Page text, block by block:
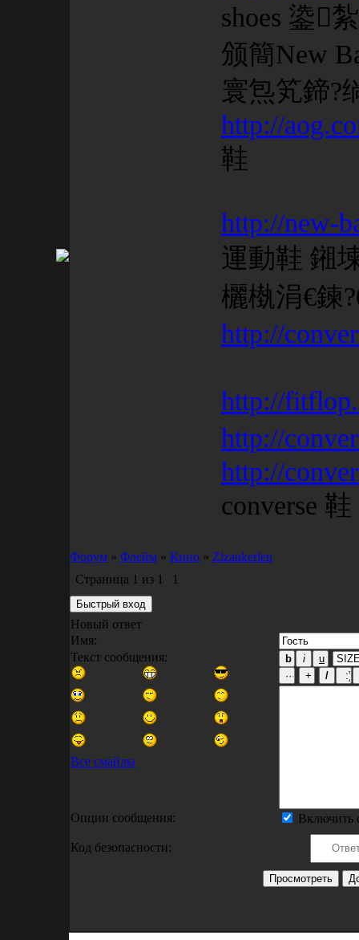
shoes 鍌
颁簡New
寰炰笂鍗?
http://
鞋
http://new-
運動鞋 鎺
欐槸涓€鍊
http://
http://
http://
http://
converse 鞋
Форум » Флейм » Кино » Zizaukerlen
Страница 1 из 1 1
Новый ответ
Имя:
Текст сообщения:
Все смайлы
Опции сообщения: Включить
Код безопасности: